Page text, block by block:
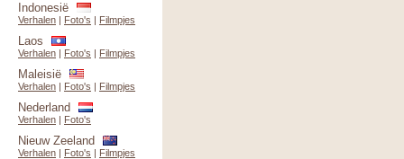
Indonesië
Verhalen | Foto's | Filmpjes
Laos
Verhalen | Foto's | Filmpjes
Maleisië
Verhalen | Foto's | Filmpjes
Nederland
Verhalen | Foto's
Nieuw Zeeland
Verhalen | Foto's | Filmpjes